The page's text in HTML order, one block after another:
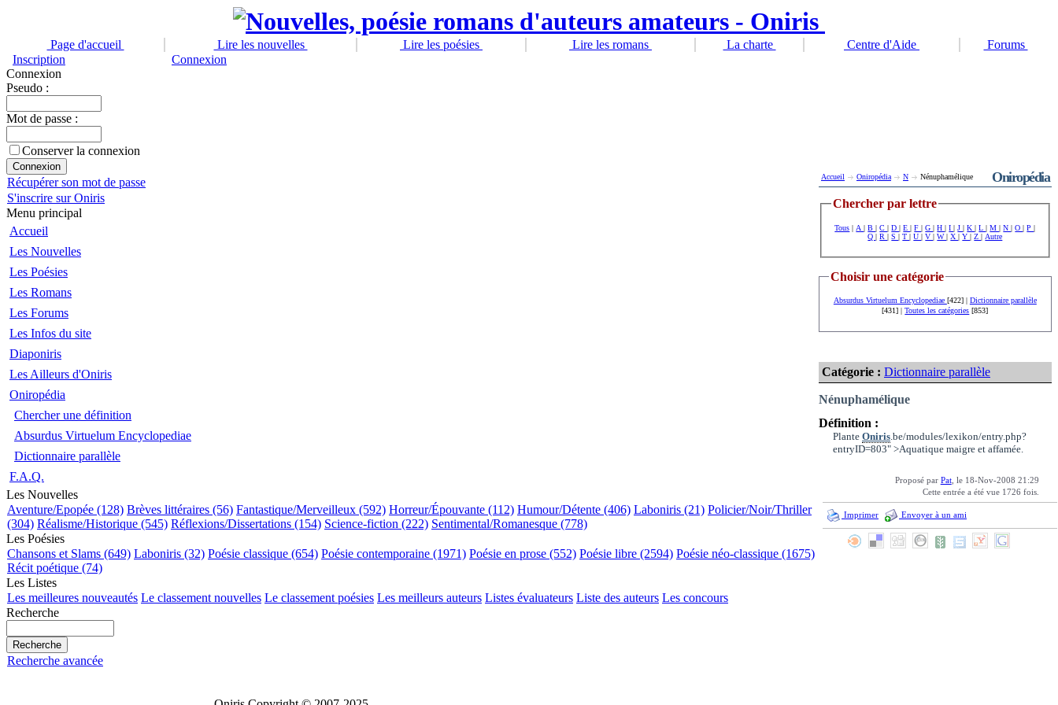
Page d'accueil Lire les nouvelles Lire les poésies Lire les romans La charte Centre d'Aide
Forums
Inscription
Connexion
Connexion
Pseudo :
Mot de passe :
Conserver la connexion
Récupérer son mot de passe
S'inscrire sur Oniris
Menu principal
Accueil
Les Nouvelles
Les Poésies
Les Romans
Les Forums
Les Infos du site
Diaponiris
Les Ailleurs d'Oniris
Oniropédia
Chercher une définition
Absurdus Virtuelum Encyclopediae
Dictionnaire parallèle
F.A.Q.
Les Nouvelles
Aventure/Epopée (128) Brèves littéraires (56) Fantastique/Merveilleux (592) Horreur/Épouvante (112) Humour/Détente (406) Laboniris (21) Policier/Noir/Thriller
(304) Réalisme/Historique (545) Réflexions/Dissertations (154) Science-fiction (222) Sentimental/Romanesque (778)
Les Poésies
Chansons et Slams (649) Laboniris (32) Poésie classique (654) Poésie contemporaine (1971) Poésie en prose (552) Poésie libre (2594) Poésie néo-classique (1675)
Récit poétique (74)
Les Listes
Les meilleures nouveautés Le classement nouvelles Le classement poésies Les meilleurs auteurs Listes évaluateurs Liste des auteurs Les concours
Recherche
Recherche avancée
Accueil Oniropédia N Nénuphamélique Oniropédia
Chercher par lettre
Tous | A|B|C|D|E|F|G|H|I|J|K|L|M|N|O|P|
Q|R|S|T|U|V|W|X|Y|Z| Autre
Choisir une catégorie
Absurdus Virtuelum Encyclopediae [422] | Dictionnaire parallèle
[431] |Toutes les catégories [853]
Catégorie : Dictionnaire parallèle
Nénuphamélique
Définition :
Plante Oniris.be/modules/lexikon/entry.php?
entryID=803" >Aquatique maigre et affamée.
Proposé par Pat, le 18-Nov-2008 21:29
Cette entrée a été vue 1726 fois.
Imprimer Envoyer à un ami